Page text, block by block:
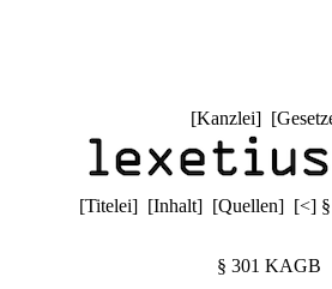
[Kanzlei] [
[Titelei] [Inhalt] [Quellen] [<]
§ 301 KAGB